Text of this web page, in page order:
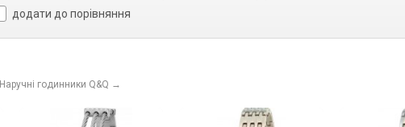
додати до порівняння
Наручні годинники Q&Q →